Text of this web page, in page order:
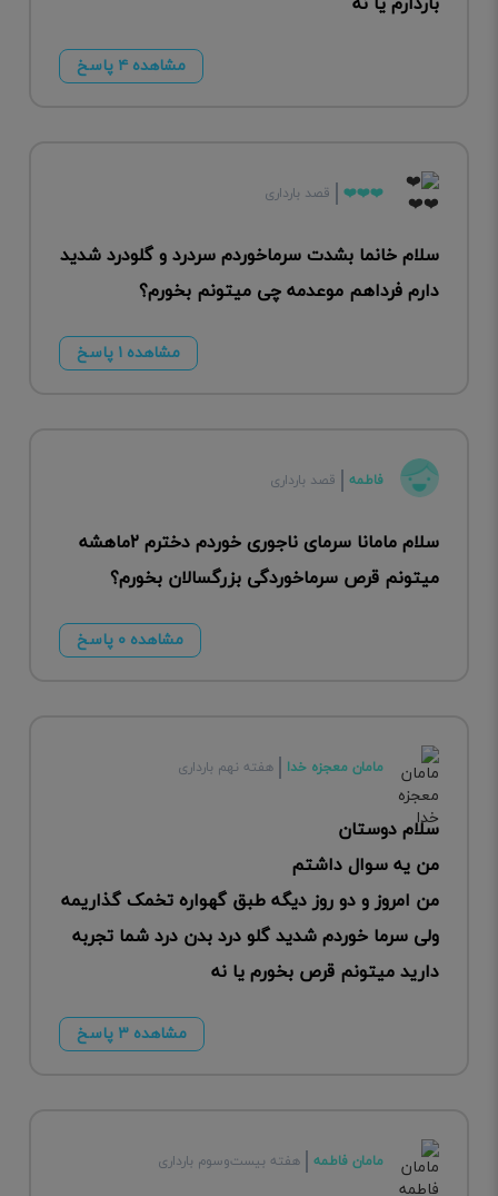
مشاهده ۴ پاسخ
❤️❤️❤️ قصد بارداری
سلام خانما بشدت سرماخوردم سردرد و گلودرد شدید
دارم فرداهم موعدمه چی میتونم بخورم؟
مشاهده ۱ پاسخ
فاطمه قصد بارداری
سلام مامانا سرمای ناجوری خوردم دخترم ۲ماهشه
میتونم قرص سرماخوردگی بزرگسالان بخورم؟
مشاهده ۰ پاسخ
مامان معجزه خدا هفته نهم بارداری
سلام دوستان
من یه سوال داشتم
من امروز و دو روز دیگه طبق گهواره تخمک گذاریمه
ولی سرما خوردم شدید گلو درد بدن درد شما تجربه
دارید میتونم قرص بخورم یا نه
مشاهده ۳ پاسخ
مامان فاطمه هفته بیست‌وسوم بارداری